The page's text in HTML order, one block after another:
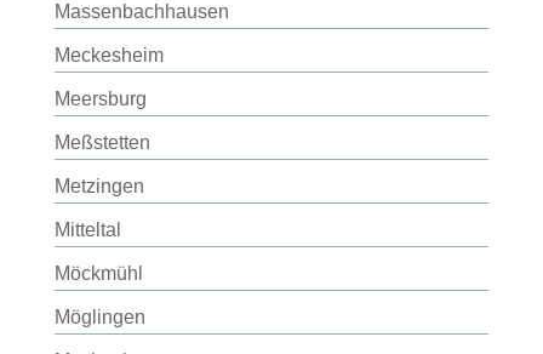
Massenbachhausen
Meckesheim
Meersburg
Meßstetten
Metzingen
Mitteltal
Möckmühl
Möglingen